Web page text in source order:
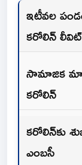
ఇటీవల
కరోలిన్ లీవిట్
సామాజిక
కరోలిన్
కరోలిన్‌కు
ఎంబసీ